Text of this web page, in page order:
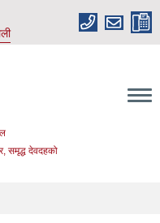
समृद्ध देवदहको